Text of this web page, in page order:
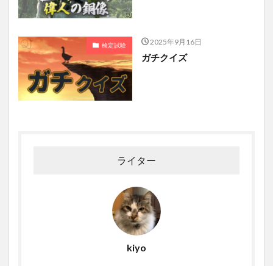
検定試験 2025年9月16日
ガチクイズ
ライター
kiyo